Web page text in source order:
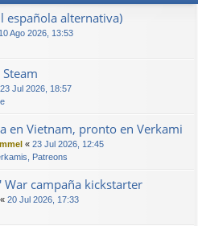
española alternativa)
10 Ago 2026, 13:53
23 Jul 2026, 18:57
en Vietnam, pronto en Verkami
« 23 Jul 2026, 12:45
Patreons
War campaña kickstarter
« 20 Jul 2026, 17:33